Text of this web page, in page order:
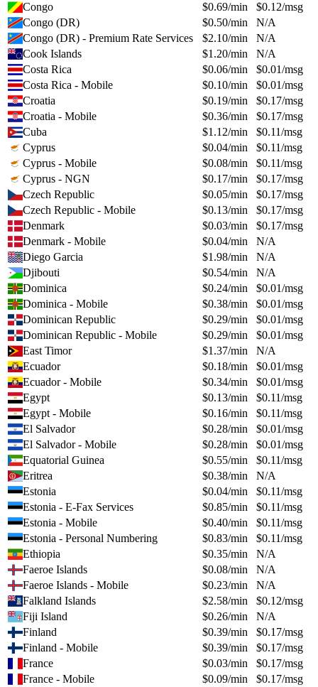
Congo
$0.69/min $0.12/msg
Congo (DR)
$0.50/min
N/A
Congo (DR) - Premium Rate Services
$2.10/min
N/A
Cook Islands
$1.20/min
N/A
Costa Rica
$0.06/min $0.01/msg
Costa Rica - Mobile
$0.10/min $0.01/msg
Croatia
$0.19/min $0.17/msg
Croatia - Mobile
$0.36/min $0.17/msg
Cuba
$1.12/min $0.11/msg
Cyprus
$0.04/min $0.11/msg
Cyprus - Mobile
$0.08/min $0.11/msg
Cyprus - NGN
$0.17/min $0.17/msg
Czech Republic
$0.05/min $0.17/msg
Czech Republic - Mobile
$0.13/min $0.17/msg
Denmark
$0.03/min $0.17/msg
Denmark - Mobile
$0.04/min
N/A
Diego Garcia
$1.98/min
N/A
Djibouti
$0.54/min
N/A
Dominica
$0.24/min $0.01/msg
Dominica - Mobile
$0.38/min $0.01/msg
Dominican Republic
$0.29/min $0.01/msg
Dominican Republic - Mobile
$0.29/min $0.01/msg
East Timor
$1.37/min
N/A
Ecuador
$0.18/min $0.01/msg
Ecuador - Mobile
$0.34/min $0.01/msg
Egypt
$0.13/min $0.11/msg
Egypt - Mobile
$0.16/min $0.11/msg
El Salvador
$0.28/min $0.01/msg
El Salvador - Mobile
$0.28/min $0.01/msg
Equatorial Guinea
$0.55/min $0.11/msg
Eritrea
$0.38/min
N/A
Estonia
$0.04/min $0.11/msg
Estonia - E-Fax Services
$0.85/min $0.11/msg
Estonia - Mobile
$0.40/min $0.11/msg
Estonia - Personal Numbering
$0.83/min $0.11/msg
Ethiopia
$0.35/min
N/A
Faeroe Islands
$0.08/min
N/A
Faeroe Islands - Mobile
$0.23/min
N/A
Falkland Islands
$2.58/min $0.12/msg
Fiji Island
$0.26/min
N/A
Finland
$0.39/min $0.17/msg
Finland - Mobile
$0.39/min $0.17/msg
France
$0.03/min $0.17/msg
France - Mobile
$0.09/min $0.17/msg